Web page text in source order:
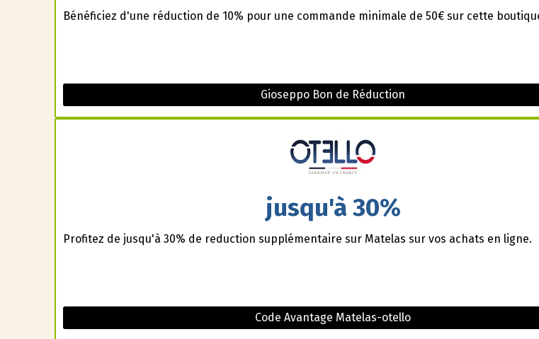
Bénéficiez d'une réduction de 10% pour une commande minimale de 50€ sur cette
Gioseppo Bon de Réduction
jusqu'à 30%
Profitez de jusqu'à 30% de reduction supplémentaire sur Matelas sur vos achats en ligne.
Code Avantage Matelas-otello